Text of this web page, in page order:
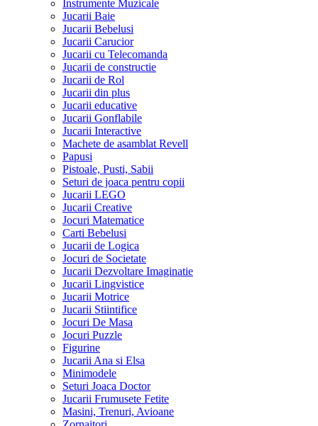
Instrumente Muzicale
Jucarii Baie
Jucarii Bebelusi
Jucarii Carucior
Jucarii cu Telecomanda
Jucarii de constructie
Jucarii de Rol
Jucarii din plus
Jucarii educative
Jucarii Gonflabile
Jucarii Interactive
Machete de asamblat Revell
Papusi
Pistoale, Pusti, Sabii
Seturi de joaca pentru copii
Jucarii LEGO
Jucarii Creative
Jocuri Matematice
Carti Bebelusi
Jucarii de Logica
Jocuri de Societate
Jucarii Dezvoltare Imaginatie
Jucarii Lingvistice
Jucarii Motrice
Jucarii Stiintifice
Jocuri De Masa
Jocuri Puzzle
Figurine
Jucarii Ana si Elsa
Minimodele
Seturi Joaca Doctor
Jucarii Frumusete Fetite
Masini, Trenuri, Avioane